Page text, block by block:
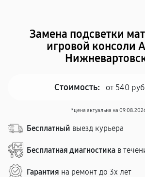
Замена подсветки
игровой консоли
Стоимость: от 540
*цена актуальна на
Бесплатный выезд курьера
Бесплатная диагностика в
Гарантия на ремонт до 3х лет